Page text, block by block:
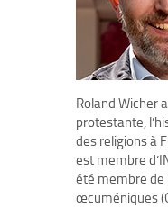
Roland Wicher
protestante,
des religions à
est membre
été membre de
œcuméniques